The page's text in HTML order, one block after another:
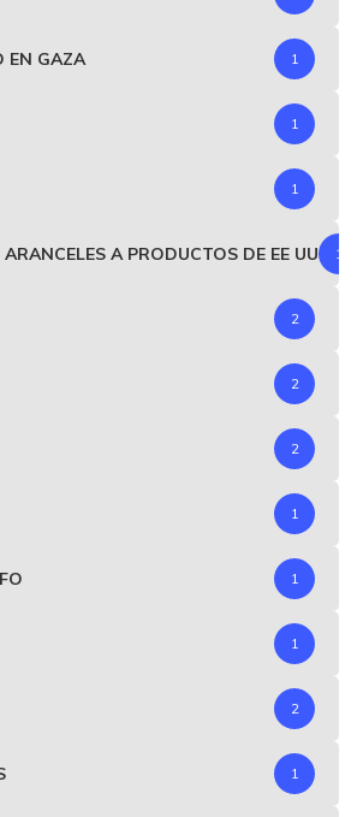
EN GAZA 1
1
1
A PRODUCTOS DE EE UU 1
2
2
2
1
1
1
2
1